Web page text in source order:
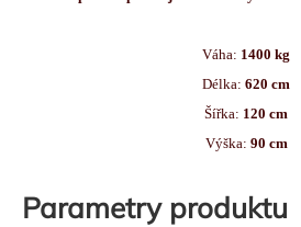
Váha: 1400 kg
Délka: 620 cm
Šířka: 120 cm
Výška: 90 cm
Parametry produktu